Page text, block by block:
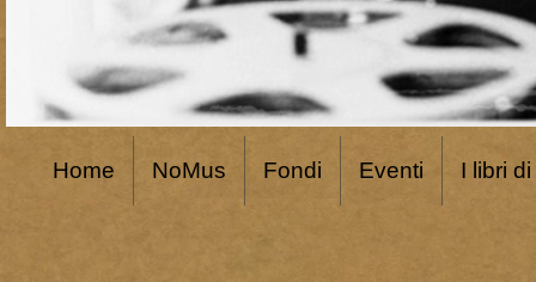
Home NoMus Fondi Eventi I libri